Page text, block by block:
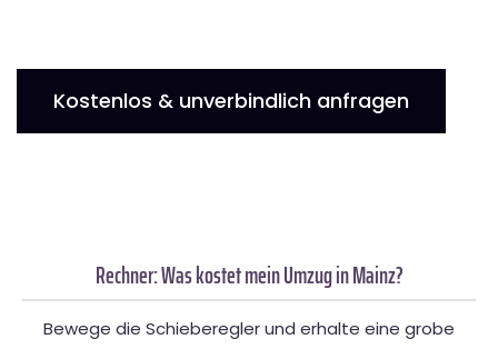
Kostenlos & unverbindlich anfragen
Rechner: Was kostet mein Umzug in Mainz?
Bewege die Schieberegler und erhalte eine grobe